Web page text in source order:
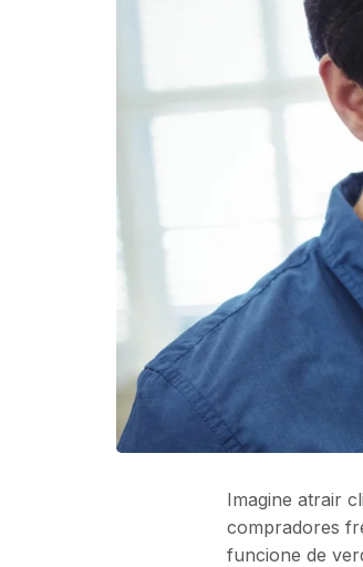
Imagine atrair
compradores
funcione de